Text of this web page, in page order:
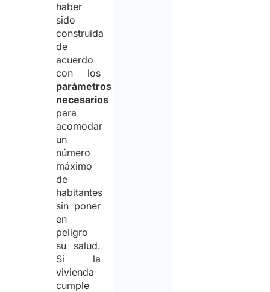
haber
sido
construida
de
acuerdo
con los
parámetros
necesarios
para
acomodar
un
número
máximo
de
habitantes
sin poner
en
peligro
su salud.
Si la
vivienda
cumple